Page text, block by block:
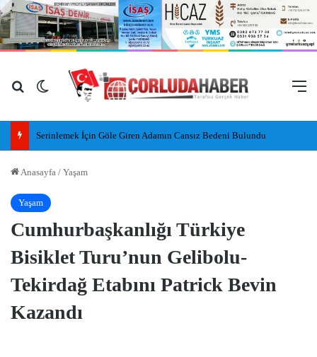
Arama yap ...
Dış görünümü değiştir
Serinlemek İçin Göle Giren Adamın Cansız Bedeni Bulundu
Anasayfa / Yaşam
Yaşam
Cumhurbaşkanlığı Türkiye
Bisiklet Turu’nun Gelibolu-
Tekirdağ Etabını Patrick Bevin
Kazandı